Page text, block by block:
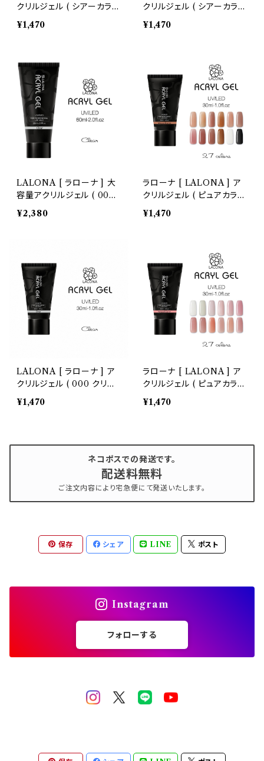
クリルジェル ( シアーカラー
) ( 16-30 ) ( 30ml )
¥1,470
クリルジェル ( シアーカラー
) ( 1-15 ) ( 30ml )
¥1,470
LALONA [ ラローナ ] 大
容量アクリルジェル ( 000
クリア ) ( 60ml )
¥2,380
ラローナ [ LALONA ] ア
クリルジェル ( ピュアカラー
27色 ) ( 18-27 ) ( 30ml )
アクリルスカルプ/スカルプ
¥1,470
LALONA [ ラローナ ] ア
クリルジェル ( 000 クリア
) ( 30ml ) アクリルスカル
プ/スカルプチュア/スカルプ
¥1,470
ラローナ [ LALONA ] ア
クリルジェル ( ピュアカラー
27色 ) ( 1-17 ) ( 30ml ) ア
クリルスカルプ/スカルプチ
¥1,470
ネコポスでの発送です。
配送料無料
ご注文内容により宅急便にて発送いたします。
保存 シェア LINE ポスト
Instagram
フォローする